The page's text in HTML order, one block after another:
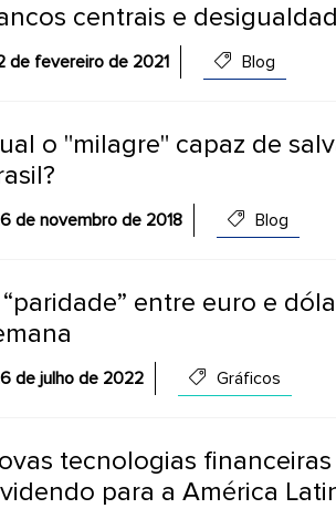
centrais e
de fevereiro de 2021 Blog
o "milagre" capaz de
de novembro de 2018 Blog
entre euro e
de julho de 2022 Gráficos
tecnologias
para a América